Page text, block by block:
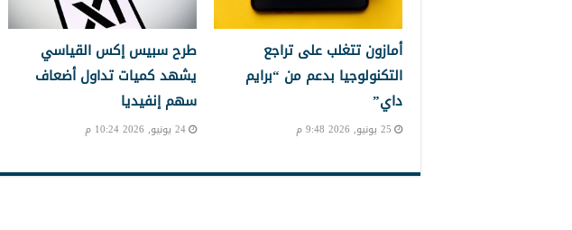
أمازون تتغلب على تراجع
التكنولوجيا بدعم من “برايم
داي”
25 يونيو, 2026 9:48 م
طرح سبيس إكس القياسي
يشهد كميات تداول أضعاف
سهم إنفيديا
24 يونيو, 2026 10:24 م